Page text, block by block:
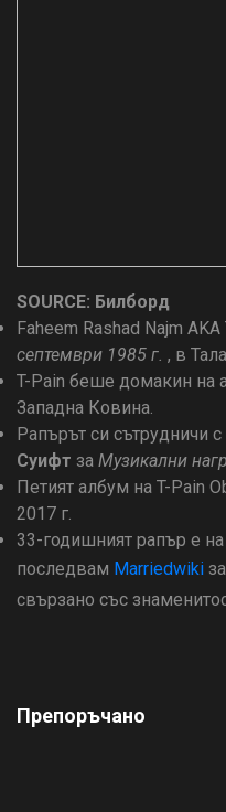
SOURCE: Билборд
Faheem Rashad Najm
септември 1985 г. , в
T-Pain беше домакин на
Западна Ковина.
Рапърът си сътрудничи
Суифт за Музикални
Петият албум на T-Pain
2017 г.
33-годишният рапър е
последвам Marriedwiki
свързано със
Препоръчано